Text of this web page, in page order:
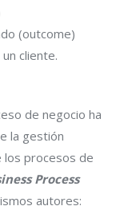
(outcome)
cliente.
de negocio ha
la gestión
los procesos de
Process
autores: